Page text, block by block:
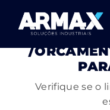
PÁGINA
/
Verifique se o